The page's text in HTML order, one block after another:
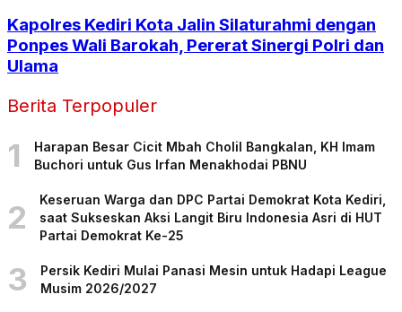
Kapolres Kediri Kota Jalin Silaturahmi dengan
Ponpes Wali Barokah, Pererat Sinergi Polri dan
Ulama
Berita Terpopuler
1
Harapan Besar Cicit Mbah Cholil Bangkalan, KH Imam
Buchori untuk Gus Irfan Menakhodai PBNU
2
Keseruan Warga dan DPC Partai Demokrat Kota Kediri,
saat Sukseskan Aksi Langit Biru Indonesia Asri di HUT
Partai Demokrat Ke-25
3
Persik Kediri Mulai Panasi Mesin untuk Hadapi League
Musim 2026/2027